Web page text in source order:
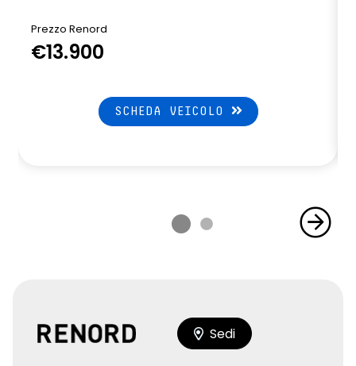
Prezzo Renord
€13.900
SCHEDA VEICOLO
Sedi